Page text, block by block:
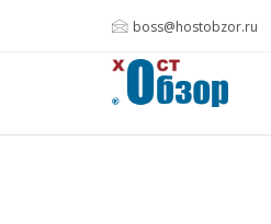
boss@hostobzor.ru